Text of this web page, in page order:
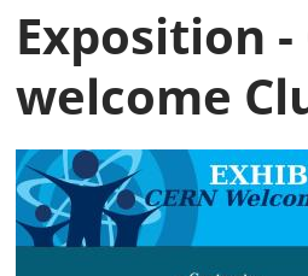
Exposition -
welcome